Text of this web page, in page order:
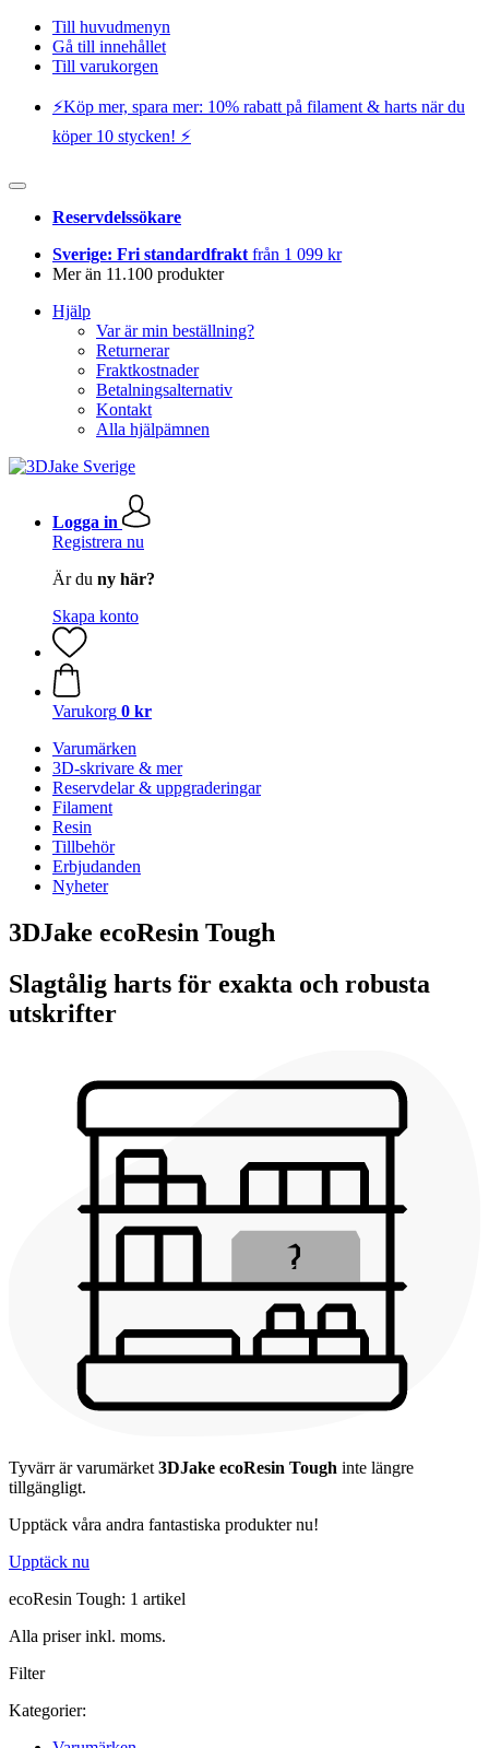
Till huvudmenyn
Gå till innehållet
Till varukorgen
⚡️Köp mer, spara mer: 10% rabatt på filament & harts när du
köper 10 stycken! ⚡️
Reservdelssökare
Sverige: Fri standardfrakt från 1 099 kr
Mer än 11.100 produkter
Hjälp
Var är min beställning?
Returnerar
Fraktkostnader
Betalningsalternativ
Kontakt
Alla hjälpämnen
Logga in
Registrera nu
Är du ny här?
Skapa konto
Varukorg 0 kr
Varumärken
3D-skrivare & mer
Reservdelar & uppgraderingar
Filament
Resin
Tillbehör
Erbjudanden
Nyheter
3DJake ecoResin Tough
Slagtålig harts för exakta och robusta
utskrifter
Tyvärr är varumärket 3DJake ecoResin Tough inte längre
tillgängligt.
Upptäck våra andra fantastiska produkter nu!
Upptäck nu
ecoResin Tough: 1 artikel
Alla priser inkl. moms.
Filter
Kategorier: